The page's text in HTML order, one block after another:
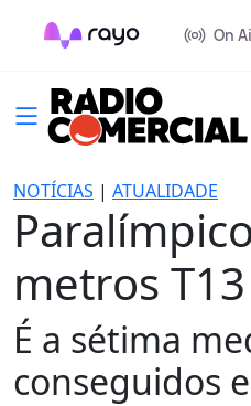
On
NOTÍCIAS | ATUALIDADE
metros T13
É a sétima
conseguidos